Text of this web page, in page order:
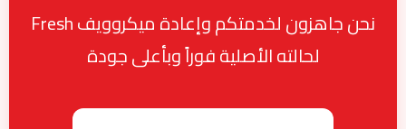
نحن جاهزون لخدمتكم وإعادة ميكروويف Fresh
لحالته الأصلية فوراً وبأعلى جودة